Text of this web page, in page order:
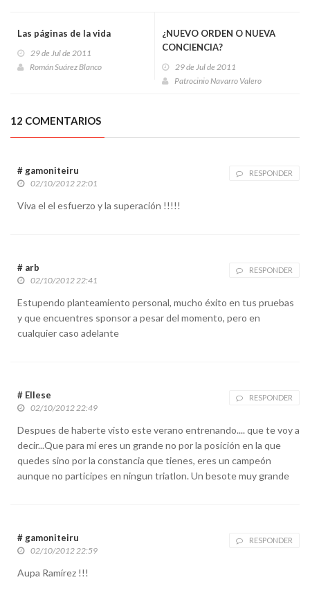
Las páginas de la vida
29 de Jul de 2011
Román Suárez Blanco
¿NUEVO ORDEN O NUEVA
CONCIENCIA?
29 de Jul de 2011
Patrocinio Navarro Valero
12 COMENTARIOS
# gamoniteiru RESPONDER
02/10/2012 22:01
Viva el el esfuerzo y la superación !!!!!
# arb RESPONDER
02/10/2012 22:41
Estupendo planteamiento personal, mucho éxito en tus pruebas
y que encuentres sponsor a pesar del momento, pero en
cualquier caso adelante
# Ellese RESPONDER
02/10/2012 22:49
Despues de haberte visto este verano entrenando.... que te voy a
decir...Que para mi eres un grande no por la posición en la que
quedes sino por la constancia que tienes, eres un campeón
aunque no participes en ningun triatlon. Un besote muy grande
# gamoniteiru RESPONDER
02/10/2012 22:59
Aupa Ramírez !!!